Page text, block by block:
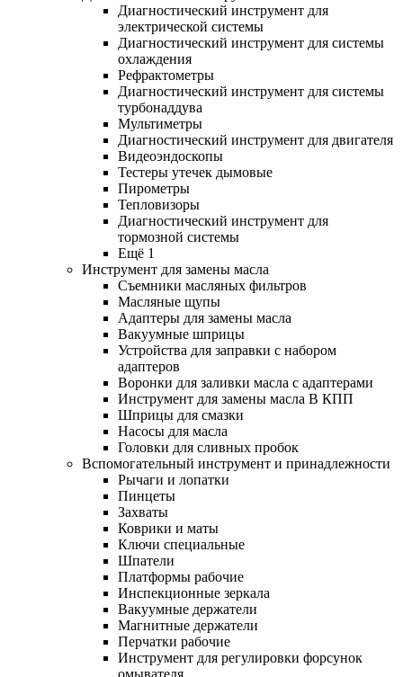
Диагностический инструмент для
электрической системы
Диагностический инструмент для системы
охлаждения
Рефрактометры
Диагностический инструмент для системы
турбонаддува
Мультиметры
Диагностический инструмент для двигателя
Видеоэндоскопы
Тестеры утечек дымовые
Пирометры
Тепловизоры
Диагностический инструмент для
тормозной системы
Ещё 1
Инструмент для замены масла
Съемники масляных фильтров
Масляные щупы
Адаптеры для замены масла
Вакуумные шприцы
Устройства для заправки с набором
адаптеров
Воронки для заливки масла с адаптерами
Инструмент для замены масла В КПП
Шприцы для смазки
Насосы для масла
Головки для сливных пробок
Вспомогательный инструмент и принадлежности
Рычаги и лопатки
Пинцеты
Захваты
Коврики и маты
Ключи специальные
Шпатели
Платформы рабочие
Инспекционные зеркала
Вакуумные держатели
Магнитные держатели
Перчатки рабочие
Инструмент для регулировки форсунок